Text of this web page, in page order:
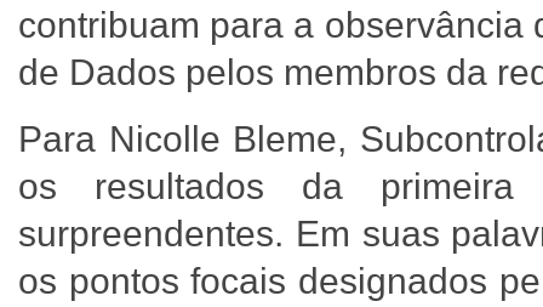
contribuam para a observância
de Dados pelos membros da
Para Nicolle Bleme,
os resultados da
surpreendentes. Em suas
os pontos focais designados